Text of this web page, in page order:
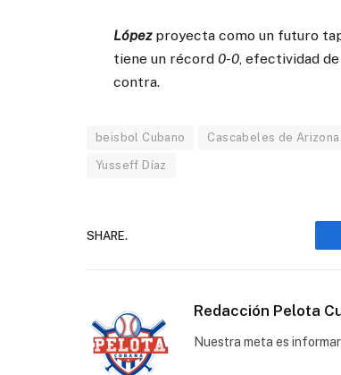
Lópezproyecta como un futuro
tiene un récord0-0, efectividad de
contra.
beisbol Cubano Cascabeles de Arizona
Yusseff Díaz
SHARE.
Redacción Pelota
Nuestra meta es